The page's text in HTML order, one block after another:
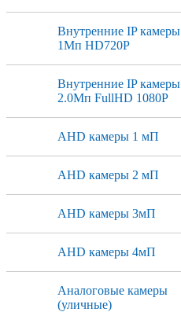
Внутренние IP камеры
1Мп HD720P
Внутренние IP камеры
2.0Мп FullHD 1080P
AHD камеры 1 мП
AHD камеры 2 мП
AHD камеры 3мП
AHD камеры 4мП
Аналоговые камеры
(уличные)